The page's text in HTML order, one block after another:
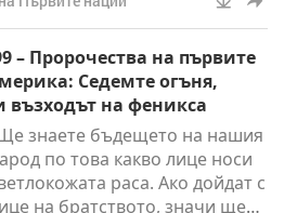
в очите си. Той каза: `По
Нови Хора.`”
– Пророчества на първите
Седемте огъня,
възходът на феникса
знаете бъдещето на нашия
по това какво лице носи
раса. Ако дойдат с
на братството, значи ще